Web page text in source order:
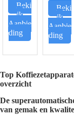
Beki
jk
Aanbie
ding
Beki
jk
Aanbie
ding
Top
overzicht
De
van gemak en